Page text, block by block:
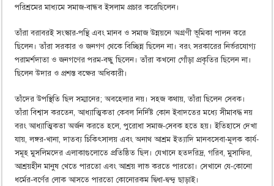
পরিশ্রমের মাধ্যমে সমাজ-বান্ধব ইসলাম প্রচার করেছিলেন।
তাঁরা বরাবরই সংস্কার-পন্থি এবং মানব ও সমাজ উন্নয়নে অগ্রণী ভূমিকা পালন করে
ছিলেন। তাঁরা সরকার ও জনগণ থেকে বিচ্ছিন্ন ছিলেন না। বরং সরকারের নির্ভরযোগ্য
পরামর্শদাতা ও জনগণের পরম-বন্ধু ছিলেন। তাঁরা কখনো গোঁড়া প্রকৃতির ছিলেন না।
ছিলেন উদার ও প্রশস্ত বক্ষের অধিকারী।
তাঁদের উপস্থিতি ছিল সম্মানের; অবহেলার নয়। সহজ কথায়, তাঁরা ছিলেন সেবক।
তাঁরা বিশ্বাস করতেন, আধ্যাত্মিকতা কেবল নির্দিষ্ট কোন ইবাদতের মধ্যে সীমাবদ্ধ নয়
বরং আধ্যাত্মিকতা অর্জন করতে হলে, পুরোধা সমাজ-সেবক হতে হয়। ইতিহাসে দেখা
যায়, লঙ্গর-খানা, দাতব্য চিকিৎসালয় এবং অনাথ আশ্রম ইত্যাদি মানবসেবা-মূলক কার্য-
সমূহ মুসলিমদের এলাকাগুলোতে প্রতিষ্ঠিত ছিল। যেখানে হতদরিদ্র, গরিব, মুসাফির,
আশ্রয়হীন মানুষ খেতে পারতো এবং আশ্রয় লাভ করতে পারতো। সেখানে যে-কোনো
ধর্মের-বর্ণের লোক আসতে পারতো কোনোরকম দ্বিধা-দ্বন্দ্ব ছাড়াই।